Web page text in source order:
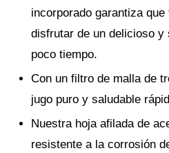
incorporado garantiza
disfrutar de un delicioso y
poco tiempo.
Con un filtro de malla de
jugo puro y saludable
Nuestra hoja afilada de
resistente a la corrosión